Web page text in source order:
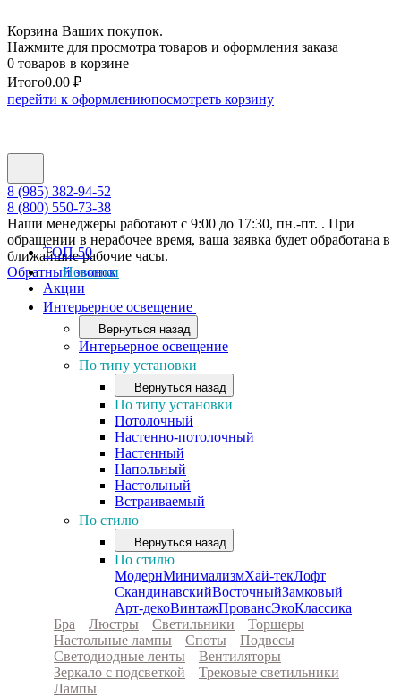
Корзина Ваших покупок.
Нажмите для просмотра товаров и оформления заказа
0 товаров в корзине
Итого0.00 ₽
перейти к оформлениюпосмотреть корзину
8 (985) 382-94-52
8 (800) 550-73-38
Наши менеджеры работают с 9:00 до 17:30, пн.-пт. . При
обращении в нерабочее время, ваша заявка будет обработана в
ближайшие рабочие часы.
Обратный звонок
ТОП-50
Новинки
Акции
Интерьерное освещение
Вернуться назад
Интерьерное освещение
По типу установки
Вернуться назад
По типу установки
Потолочный
Настенно-потолочный
Настенный
Напольный
Настольный
Встраиваемый
По стилю
Вернуться назад
По стилю
МодернМинимализмХай-текЛофт
СкандинавскийВосточныйЗамковый
Арт-декоВинтажПровансЭкоКлассика
Бра
Люстры Светильники
Торшеры
Настольные лампы
Споты
Подвесы
Светодиодные ленты
Вентиляторы
Зеркало с подсветкой
Трековые светильники
Лампы